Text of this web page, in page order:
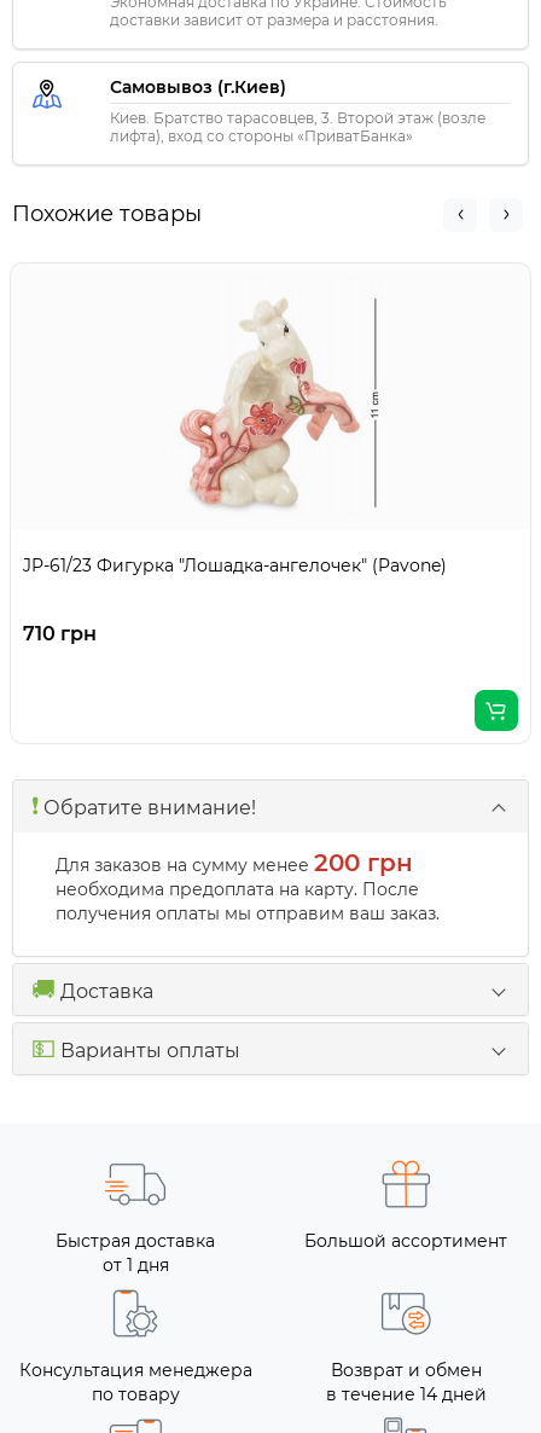
доставки зависит от размера и расстояния.
Самовывоз (г.Киев)
Киев. Братство тарасовцев, 3. Второй этаж (возле
лифта), вход со стороны «ПриватБанка»
Похожие товары
JP-61/23 Фигурка "Лошадка-ангелочек" (Pavone)
710 грн
❗️ Обратите внимание!
Для заказов на сумму менее 200 грн
необходима предоплата на карту. После
получения оплаты мы отправим ваш заказ.
🚚 Доставка
💵 Варианты оплаты
Быстрая доставка
от 1 дня
Большой ассортимент
Консультация менеджера
по товару
Возврат и обмен
в течение 14 дней